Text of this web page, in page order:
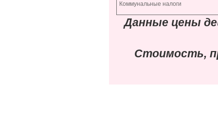
Коммунальные налоги
Данные цены
Стоимость,